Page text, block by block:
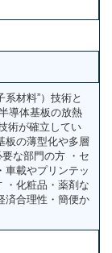
系材料”）技術と
導体基板の放熱
術が確立してい
板の薄型化や多層
な部門の方 ・セ
車載やプリンテッ
・化粧品・薬剤な
済合理性・簡便か